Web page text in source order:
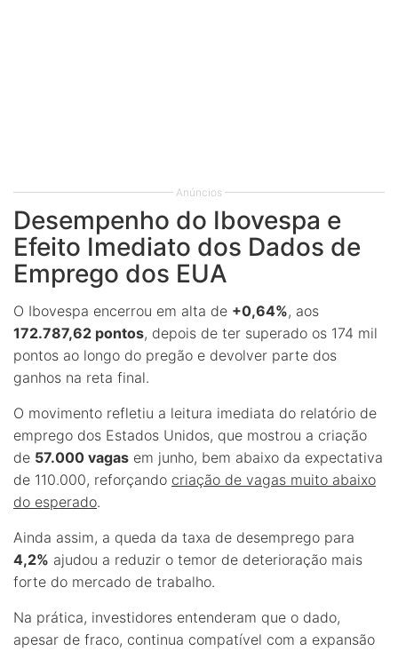
Anúncios
Desempenho do Ibovespa e
Efeito Imediato dos Dados de
Emprego dos EUA
O Ibovespa encerrou em alta de +0,64%, aos
172.787,62 pontos, depois de ter superado os 174 mil
pontos ao longo do pregão e devolver parte dos
ganhos na reta final.
O movimento refletiu a leitura imediata do relatório de
emprego dos Estados Unidos, que mostrou a criação
de 57.000 vagas em junho, bem abaixo da expectativa
de 110.000, reforçando criação de vagas muito abaixo
do esperado.
Ainda assim, a queda da taxa de desemprego para
4,2% ajudou a reduzir o temor de deterioração mais
forte do mercado de trabalho.
Na prática, investidores entenderam que o dado,
apesar de fraco, continua compatível com a expansão